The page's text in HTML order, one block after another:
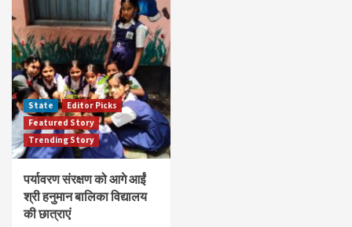
State
Editor Picks
Featured Story
Trending Story
पर्यावरण संरक्षण को आगे आईं
श्री हनुमान बालिका विद्यालय
की छात्राएं